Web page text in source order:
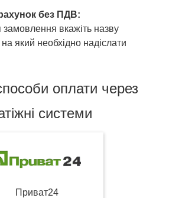
без ПДВ:
вкажіть назву
на який необхідно надіслати
оплати через
системи
Приват24